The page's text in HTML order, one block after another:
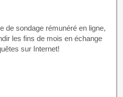
de sondage rémunéré en ligne,
les fins de mois en échange
sur Internet!